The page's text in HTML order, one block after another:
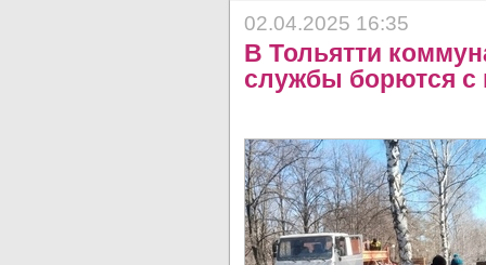
02.04.2025 16:35
В Тольятти
службы борются с